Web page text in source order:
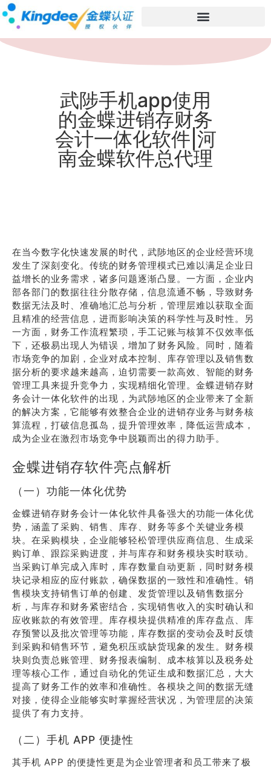
武陟手机app使用
的金蝶进销存财务
会计一体化软件|河
南金蝶软件总代理
在当今数字化快速发展的时代，武陟地区的企业经营环境
发生了深刻变化。传统的财务管理模式已难以满足企业日
益增长的业务需求，诸多问题逐渐凸显。一方面，企业内
部各部门的数据往往分散存储，信息流通不畅，导致财务
数据无法及时、准确地汇总与分析，管理层难以获取全面
且精准的经营信息，进而影响决策的科学性与及时性。另
一方面，财务工作流程繁琐，手工记账与核算不仅效率低
下，还极易出现人为错误，增加了财务风险。同时，随着
市场竞争的加剧，企业对成本控制、库存管理以及销售数
据分析的要求越来越高，迫切需要一款高效、智能的财务
管理工具来提升竞争力，实现精细化管理。金蝶进销存财
务会计一体化软件的出现，为武陟地区的企业带来了全新
的解决方案，它能够有效整合企业的进销存业务与财务核
算流程，打破信息孤岛，提升管理效率，降低运营成本，
成为企业在激烈市场竞争中脱颖而出的得力助手。
金蝶进销存软件亮点解析
（一）功能一体化优势
金蝶进销存财务会计一体化软件具备强大的功能一体化优
势，涵盖了采购、销售、库存、财务等多个关键业务模
块。在采购模块，企业能够轻松管理供应商信息、生成采
购订单、跟踪采购进度，并与库存和财务模块实时联动。
当采购订单完成入库时，库存数量自动更新，同时财务模
块记录相应的应付账款，确保数据的一致性和准确性。销
售模块支持销售订单的创建、发货管理以及销售数据分
析，与库存和财务紧密结合，实现销售收入的实时确认和
应收账款的有效管理。库存模块提供精准的库存盘点、库
存预警以及批次管理等功能，库存数据的变动会及时反馈
到采购和销售环节，避免积压或缺货现象的发生。财务模
块则负责总账管理、财务报表编制、成本核算以及税务处
理等核心工作，通过自动化的凭证生成和数据汇总，大大
提高了财务工作的效率和准确性。各模块之间的数据无缝
对接，使得企业能够实时掌握经营状况，为管理层的决策
提供了有力支持。
（二）手机 APP 便捷性
其手机 APP 的便捷性更是为企业管理者和员工带来了极